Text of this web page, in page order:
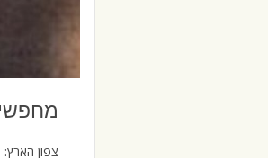
צפון הארץ: